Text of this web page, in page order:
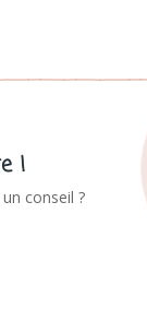
!
conseil ?